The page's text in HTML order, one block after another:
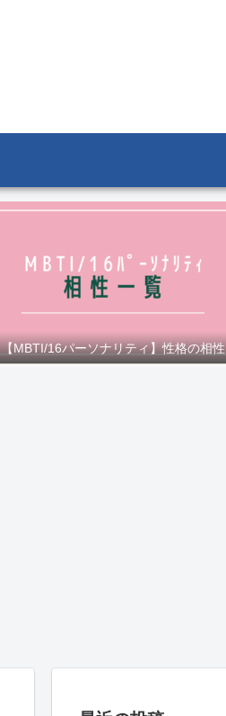
【MBTI/16パーソナリティ】性格の相性